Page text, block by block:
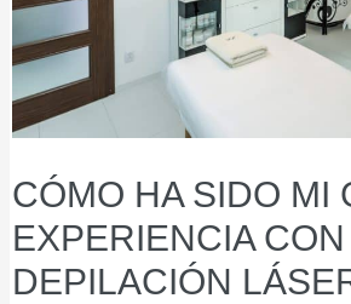
CÓMO HA SIDO MI
EXPERIENCIA
DEPILACIÓN